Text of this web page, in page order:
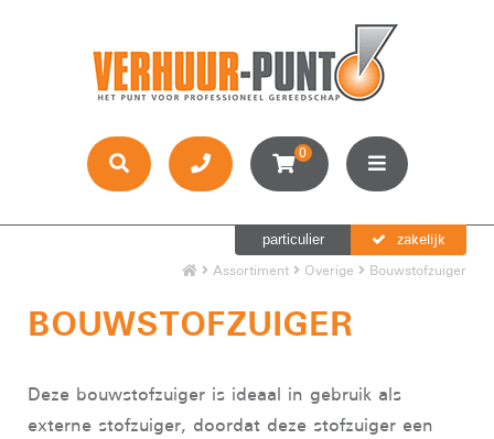
0
particulier zakelijk
Assortiment Overige Bouwstofzuiger
BOUWSTOFZUIGER
Deze bouwstofzuiger is ideaal in gebruik als
externe stofzuiger, doordat deze stofzuiger een